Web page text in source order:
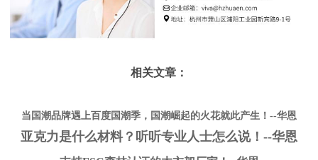
相关文章：
当国潮品牌遇上百度国潮季，国潮崛起的火花就此产生！--华恩
亚克力是什么材料？听听专业人士怎么说！--华恩